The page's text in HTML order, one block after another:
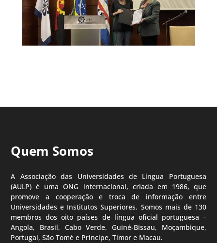
Quem Somos
A Associação das Universidades de Língua Portuguesa
(AULP) é uma ONG internacional, criada em 1986, que
promove a cooperação e troca de informação entre
Universidades e Institutos Superiores. Somos mais de 130
membros dos oito países de língua oficial portuguesa –
Angola, Brasil, Cabo Verde, Guiné-Bissau, Moçambique,
Portugal, São Tomé e Príncipe, Timor e Macau.